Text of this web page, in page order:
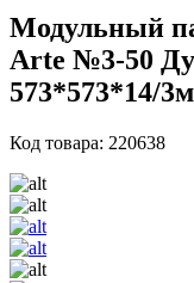
Модульный
Arte №3-50
573*573*14/
Код товара: 220638